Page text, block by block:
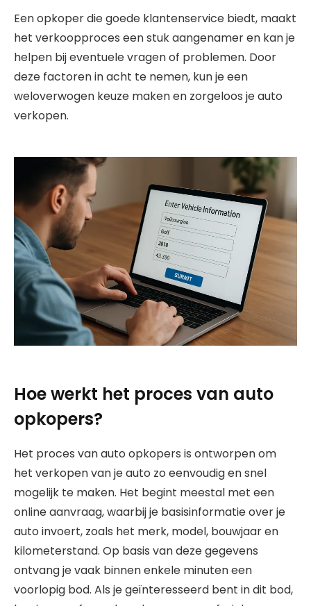
Een opkoper die goede klantenservice biedt, maakt
het verkoopproces een stuk aangenamer en kan je
helpen bij eventuele vragen of problemen. Door
deze factoren in acht te nemen, kun je een
weloverwogen keuze maken en zorgeloos je auto
verkopen.
Hoe werkt het proces van auto
opkopers?
Het proces van auto opkopers is ontworpen om
het verkopen van je auto zo eenvoudig en snel
mogelijk te maken. Het begint meestal met een
online aanvraag, waarbij je basisinformatie over je
auto invoert, zoals het merk, model, bouwjaar en
kilometerstand. Op basis van deze gegevens
ontvang je vaak binnen enkele minuten een
voorlopig bod. Als je geïnteresseerd bent in dit bod,